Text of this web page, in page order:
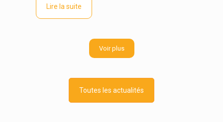
Lire la suite
Voir plus
Toutes les actualités